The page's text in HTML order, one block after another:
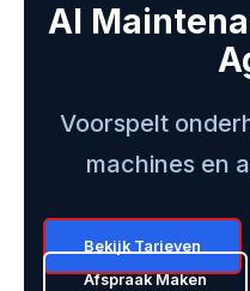
AI
Voorspelt
machines en
Bekijk Tarieven
Afspraak Maken